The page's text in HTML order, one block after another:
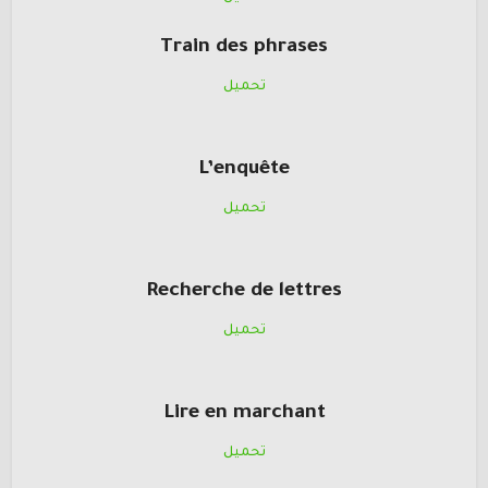
Train des phrases
تحميل
L’enquête
تحميل
Recherche de lettres
تحميل
Lire en marchant
تحميل